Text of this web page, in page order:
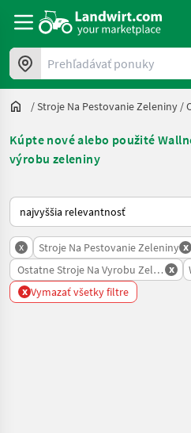
Prehľadávať ponuky
/Stroje Na Pestovanie Zeleniny /
Kúpte nové alebo použité
výrobu zeleniny
Takto sa vykonáva triedenie na
x Stroje Na Pestovanie Zeleniny x
Ostatne Stroje Na Vyrobu Zeleniny
x
x Vymazať všetky filtre